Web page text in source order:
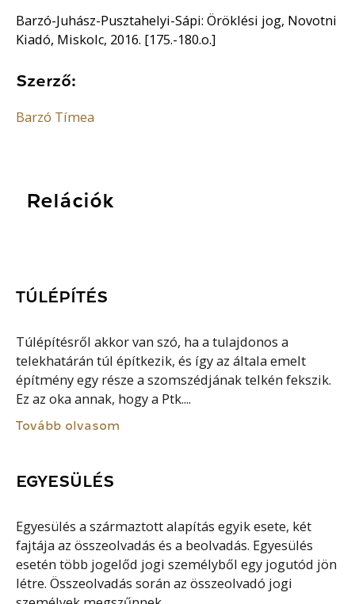
Barzó-Juhász-Pusztahelyi-Sápi: Öröklési jog, Novotni
Kiadó, Miskolc, 2016. [175.-180.o.]
Szerző:
Barzó Tímea
Relációk
TÚLÉPÍTÉS
Túlépítésről akkor van szó, ha a tulajdonos a
telekhatárán túl építkezik, és így az általa emelt
építmény egy része a szomszédjának telkén fekszik.
Ez az oka annak, hogy a Ptk....
Tovább olvasom
EGYESÜLÉS
Egyesülés a származtott alapítás egyik esete, két
fajtája az összeolvadás és a beolvadás. Egyesülés
esetén több jogelőd jogi személyből egy jogutód jön
létre. Összeolvadás során az összeolvadó jogi